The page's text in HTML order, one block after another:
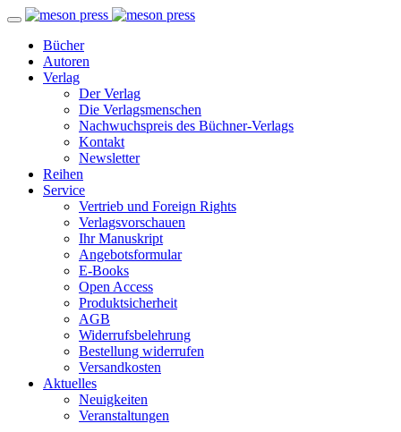
Bücher
Autoren
Verlag
Der Verlag
Die Verlagsmenschen
Nachwuchspreis des Büchner-Verlags
Kontakt
Newsletter
Reihen
Service
Vertrieb und Foreign Rights
Verlagsvorschauen
Ihr Manuskript
Angebotsformular
E-Books
Open Access
Produktsicherheit
AGB
Widerrufsbelehrung
Bestellung widerrufen
Versandkosten
Aktuelles
Neuigkeiten
Veranstaltungen